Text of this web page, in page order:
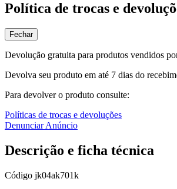
Política de trocas e
Fechar
Devolução gratuita para produtos vendidos
Devolva seu produto em até 7 dias do
Para devolver o produto consulte:
Políticas de trocas e devoluções
Denunciar Anúncio
Descrição e ficha técnica
Código jk04ak701k